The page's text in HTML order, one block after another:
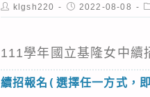
Post
author:
klgsh220
Post
published:
2022-08-08
111學年國立基隆女中續
續招報名(選擇任一方式，